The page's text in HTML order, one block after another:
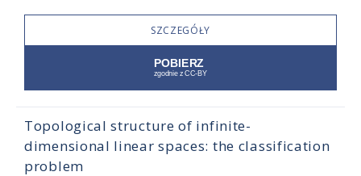
SZCZEGÓŁY
Topological structure of infinite-
dimensional linear spaces: the classification
problem